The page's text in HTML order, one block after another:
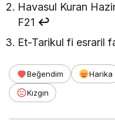
Havasul Kuran
F21 ↩︎
Et-Tarikul fi esraril
Beğendim Harika
Kızgın